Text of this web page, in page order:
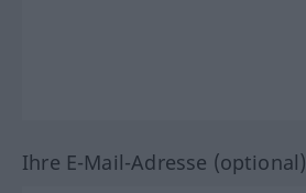
Ihre E-Mail-Adresse (optional)